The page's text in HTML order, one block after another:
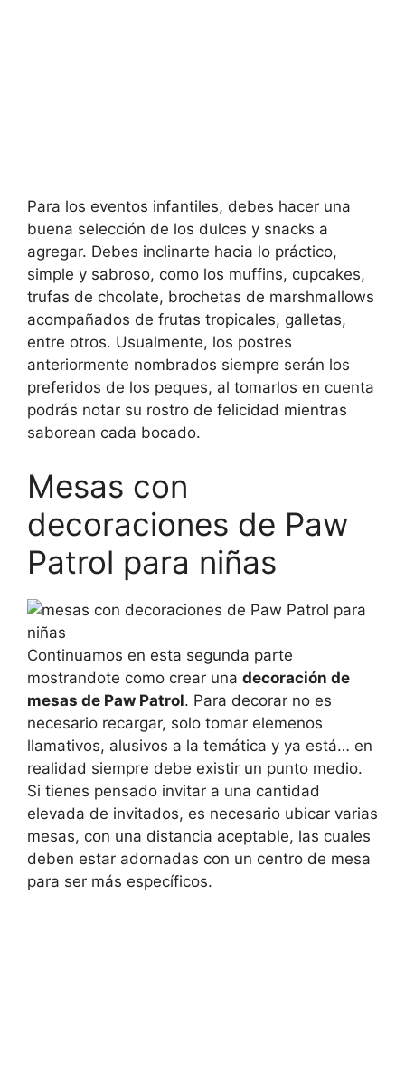
Para los eventos infantiles, debes hacer una
buena selección de los dulces y snacks a
agregar. Debes inclinarte hacia lo práctico,
simple y sabroso, como los muffins, cupcakes,
trufas de chcolate, brochetas de marshmallows
acompañados de frutas tropicales, galletas,
entre otros. Usualmente, los postres
anteriormente nombrados siempre serán los
preferidos de los peques, al tomarlos en cuenta
podrás notar su rostro de felicidad mientras
saborean cada bocado.
Mesas con
decoraciones de Paw
Patrol para niñas
Continuamos en esta segunda parte
mostrandote como crear una decoración de
mesas de Paw Patrol. Para decorar no es
necesario recargar, solo tomar elemenos
llamativos, alusivos a la temática y ya está… en
realidad siempre debe existir un punto medio.
Si tienes pensado invitar a una cantidad
elevada de invitados, es necesario ubicar varias
mesas, con una distancia aceptable, las cuales
deben estar adornadas con un centro de mesa
para ser más específicos.